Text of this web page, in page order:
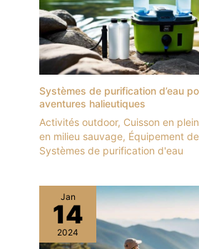
Systèmes de purification d’eau
aventures halieutiques
Activités outdoor, Cuisson en
en milieu sauvage, Équipement
Systèmes de purification d'eau
Jan
14
2024